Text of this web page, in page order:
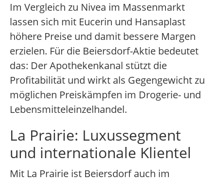
Im Vergleich zu Nivea im Massenmarkt
lassen sich mit Eucerin und Hansaplast
höhere Preise und damit bessere Margen
erzielen. Für die Beiersdorf-Aktie bedeutet
das: Der Apothekenkanal stützt die
Profitabilität und wirkt als Gegengewicht zu
möglichen Preiskämpfen im Drogerie- und
Lebensmitteleinzelhandel.
La Prairie: Luxussegment
und internationale Klientel
Mit La Prairie ist Beiersdorf auch im